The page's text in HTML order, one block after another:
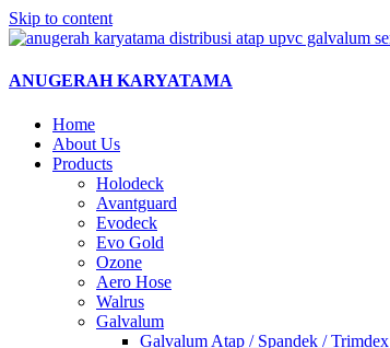
Skip to content
ANUGERAH KARYATAMA
Home
About Us
Products
Holodeck
Avantguard
Evodeck
Evo Gold
Ozone
Aero Hose
Walrus
Galvalum
Galvalum Atap / Spandek / Trimdex